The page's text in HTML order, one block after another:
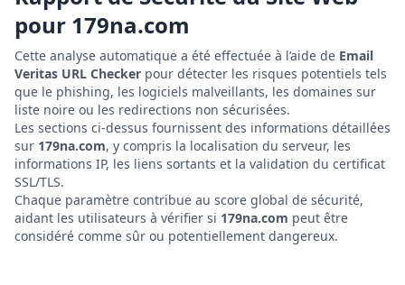
pour 179na.com
Cette analyse automatique a été effectuée à l’aide de Email
Veritas URL Checker pour détecter les risques potentiels tels
que le phishing, les logiciels malveillants, les domaines sur
liste noire ou les redirections non sécurisées.
Les sections ci-dessus fournissent des informations détaillées
sur 179na.com, y compris la localisation du serveur, les
informations IP, les liens sortants et la validation du certificat
SSL/TLS.
Chaque paramètre contribue au score global de sécurité,
aidant les utilisateurs à vérifier si 179na.com peut être
considéré comme sûr ou potentiellement dangereux.